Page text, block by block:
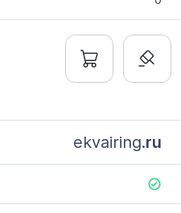
ekvairing.ru